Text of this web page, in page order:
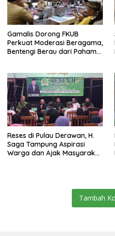
Gamalis Dorong FKUB
Perkuat Moderasi Beragama,
Bentengi Berau dari Paham
Reses di Pulau Derawan, H.
Saga Tampung Aspirasi
Warga dan Ajak Masyarakat
Tambah